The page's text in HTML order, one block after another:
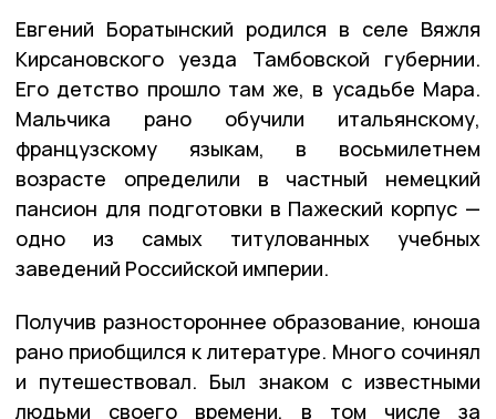
Евгений Боратынский родился в селе Вяжля
Кирсановского уезда Тамбовской губернии.
Его детство прошло там же, в усадьбе Мара.
Мальчика рано обучили итальянскому,
французскому языкам, в восьмилетнем
возрасте определили в частный немецкий
пансион для подготовки в Пажеский корпус —
одно из самых титулованных учебных
заведений Российской империи.
Получив разностороннее образование, юноша
рано приобщился к литературе. Много сочинял
и путешествовал. Был знаком с известными
людьми своего времени, в том числе за